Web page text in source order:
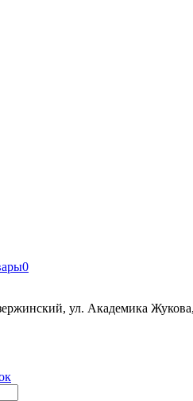
0
ул. Академика